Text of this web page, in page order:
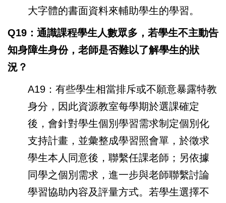
大字體的書面資料來輔助學生的學習。
Q19：通識課程學生人數眾多，若學生不主動告
知身障生身份，老師是否難以了解學生的狀
況？
A19：有些學生相當排斥或不願意暴露特教
身分，因此資源教室每學期於選課確定
後，會針對學生個別學習需求制定個別化
支持計畫，並彙整成學習照會單，於徵求
學生本人同意後，聯繫任課老師；另依據
同學之個別需求，進一步與老師聯繫討論
學習協助內容及評量方式。若學生選擇不